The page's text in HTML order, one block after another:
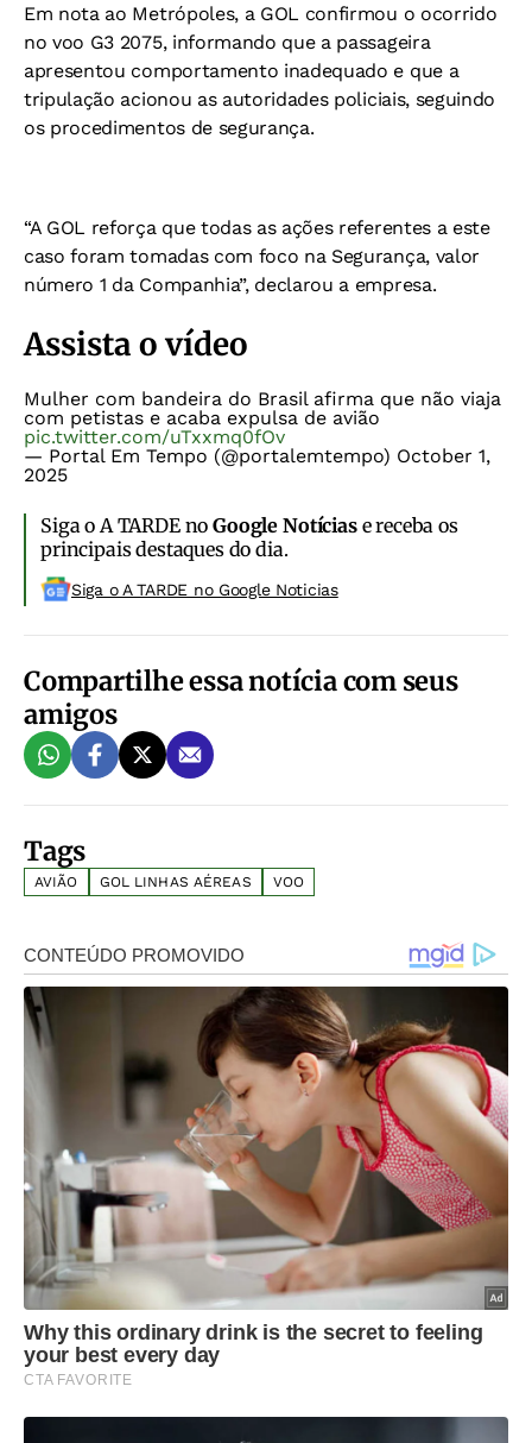
Em nota ao Metrópoles, a GOL confirmou o ocorrido
no voo G3 2075, informando que a passageira
apresentou comportamento inadequado e que a
tripulação acionou as autoridades policiais, seguindo
os procedimentos de segurança.
“A GOL reforça que todas as ações referentes a este
caso foram tomadas com foco na Segurança, valor
número 1 da Companhia”, declarou a empresa.
Assista o vídeo
Mulher com bandeira do Brasil afirma que não viaja
com petistas e acaba expulsa de avião
pic.twitter.com/uTxxmq0fOv
— Portal Em Tempo (@portalemtempo) October 1,
2025
Siga o A TARDE noGoogle Notíciase receba os
principais destaques do dia.
Siga o A TARDE no Google Noticias
Compartilhe essa notícia com seus
amigos
Tags
AVIÃO GOL LINHAS AÉREAS VOO